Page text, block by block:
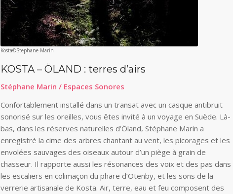
Kosta©Stephane Marin
KOSTA – ÖLAND : terres d’airs
Stéphane Marin / Espaces Sonores
Confortablement installé dans un transat avec un casque antibruit
sonorisé sur les oreilles, vous êtes invité à un voyage en Suède. Là-
bas, dans les réserves naturelles d’Öland, Stéphane Marin a
enregistré la cime des arbres chantant au vent, les picorages et les
envolées sauvages des oiseaux autour d’un piège à grain de
chasseur. Il rapporte aussi les résonances des voix et des pas dans
les escaliers en colimaçon du phare d’Otenby, et les sons de la
verrerie artisanale de Kosta. Air, terre, eau et feu composent des